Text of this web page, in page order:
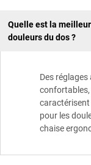
Quelle est la
douleurs du dos ?
Des
confortables,
caractérisent
pour les
chaise